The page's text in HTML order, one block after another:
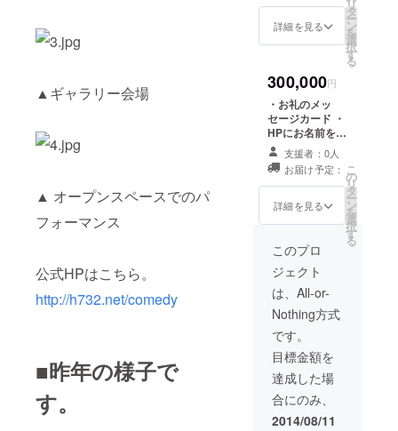
▲ギャラリー会場
▲ オープンスペースでのパ
フォーマンス
公式HPはこちら。
http://h732.net/comedy
■昨年の様子で
す。
DVD
ジェスト動画の
配信（非公開）
したオリジナル
フレイムストー
ンネックレス１
個 ・オリジナル
Ｔシャツ１枚 ・
参加団体１団体
のオリジナル
ドキュメント
DVD ・オリジナ
（サイン付）
詳細を見る
リ
タ
ー
ン
を
選
択
す
る
300,000円
・お礼のメッ
セージカード ・
HPにお名前を
もっと大きく掲
載 ・チケット５
枚 ・公演ダイ
ジェスト動画の
配信（非公開）
免産石炭を使用
したオリジナル
フレイムストー
ンネックレス１
個 ・オリジナル
Ｔシャツ１枚 ・
参加団体１団体
のオリジナル
グッズ１個 ・
フェスティバル
ドキュメント
DVD ・オリジナ
ルフォトブック
支援者：0人
お届け予定：
詳細を見る
こ
の
リ
タ
ー
ン
を
選
択
す
る
このプロ
ジェクト
は、All-or-
Nothing方式
です。
目標金額を
達成した場
合にのみ、
2014/08/11